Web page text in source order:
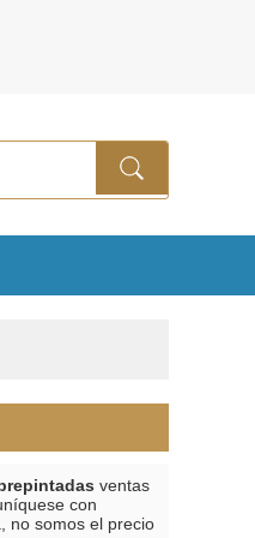
ventas
con
no somos el precio